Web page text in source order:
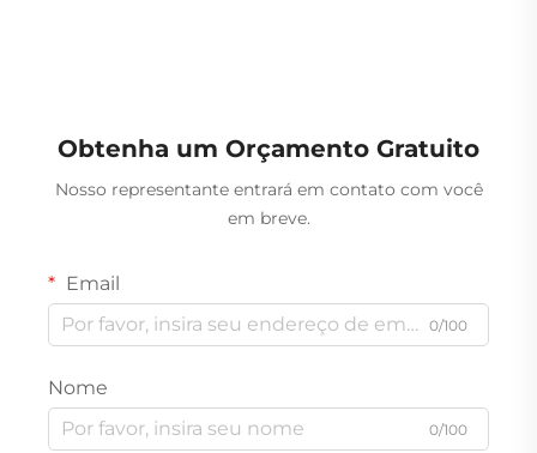
Obtenha um Orçamento Gratuito
Nosso representante entrará em contato com você
em breve.
Email
0/100
Nome
0/100